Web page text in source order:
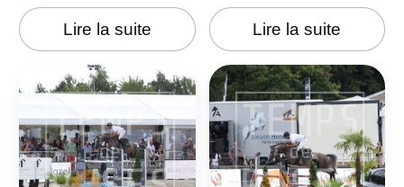
Lire la suite Lire la suite